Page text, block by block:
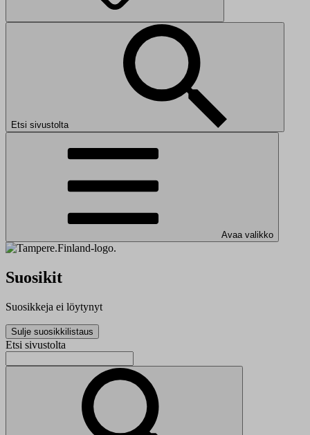
Etsi sivustolta
Avaa valikko
Suosikit
Suosikkeja ei löytynyt
Sulje suosikkilistaus
Etsi sivustolta